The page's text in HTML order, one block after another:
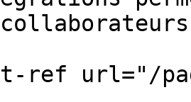
ref url="/